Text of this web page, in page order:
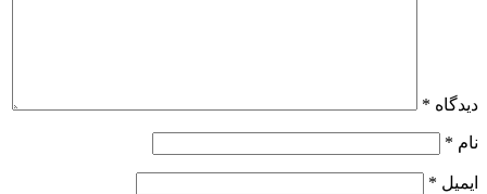
دیدگاه *
نام *
ایمیل *